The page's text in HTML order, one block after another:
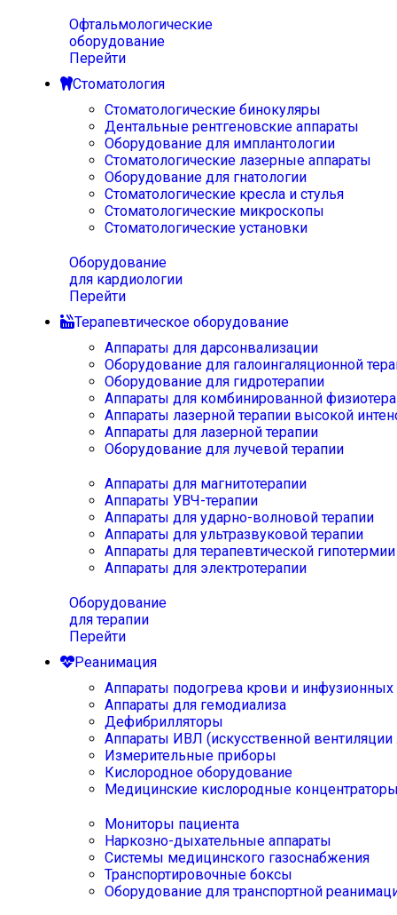
Офтальмологические
оборудование
Перейти
Стоматология
Стоматологические бинокуляры
Дентальные рентгеновские аппараты
Оборудование для имплантологии
Стоматологические лазерные аппараты
Оборудование для гнатологии
Стоматологические кресла и стулья
Стоматологические микроскопы
Стоматологические установки
Оборудование
для кардиологии
Перейти
Терапевтическое оборудование
Аппараты для дарсонвализации
Оборудование для галоингаляционной
Оборудование для гидротерапии
Аппараты для комбинированной
Аппараты лазерной терапии высокой
Аппараты для лазерной терапии
Оборудование для лучевой терапии
Аппараты для магнитотерапии
Аппараты УВЧ-терапии
Аппараты для ударно-волновой терапии
Аппараты для ультразвуковой терапии
Аппараты для терапевтической
Аппараты для электротерапии
Оборудование
для терапии
Перейти
Реанимация
Аппараты подогрева крови и инфузионных
Аппараты для гемодиализа
Дефибрилляторы
Аппараты ИВЛ (искусственной вентиляции
Измерительные приборы
Кислородное оборудование
Медицинские кислородные
Мониторы пациента
Наркозно-дыхательные аппараты
Системы медицинского газоснабжения
Транспортировочные боксы
Оборудование для транспортной